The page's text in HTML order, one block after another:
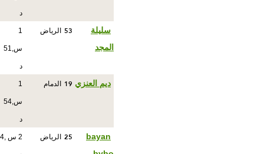
د
سليلة
المجد
53 الرياض 1
س,51
د
ديم العنزي 19 الدمام 1
س,54
د
bayan
25 الرياض 2 س ,4